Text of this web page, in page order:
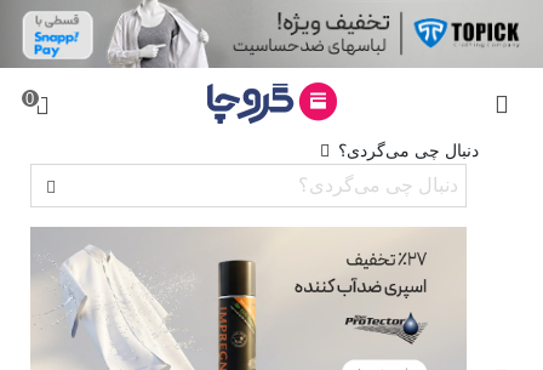
0
دنبال چی می‌گردی؟